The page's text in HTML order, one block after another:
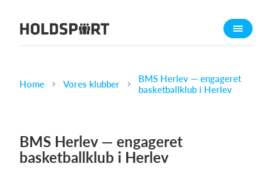
Om Holdsport
Karriere
Funktioner
Kalender
Home Vores klubber
BMS Herlev — engageret
basketballklub i Herlev
BMS Herlev — engageret
basketballklub i Herlev